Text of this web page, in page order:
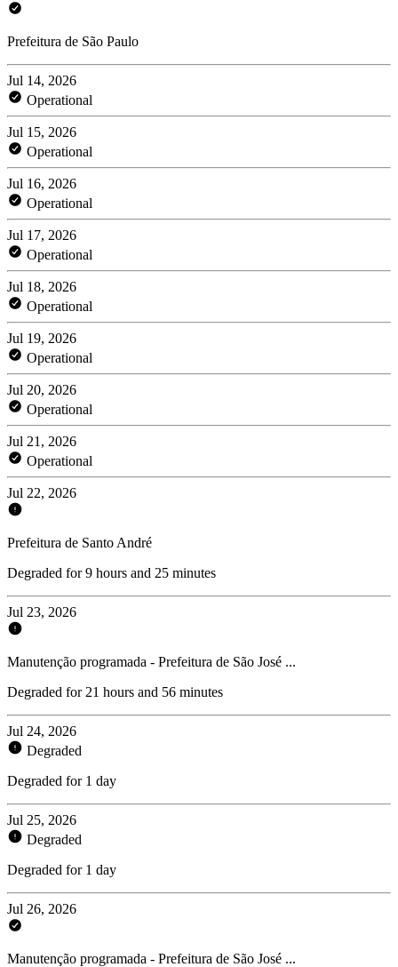
Prefeitura de São Paulo
Jul 14, 2026
Operational
Jul 15, 2026
Operational
Jul 16, 2026
Operational
Jul 17, 2026
Operational
Jul 18, 2026
Operational
Jul 19, 2026
Operational
Jul 20, 2026
Operational
Jul 21, 2026
Operational
Jul 22, 2026
Prefeitura de Santo André
Degraded for 9 hours and 25 minutes
Jul 23, 2026
Manutenção programada - Prefeitura de São José ...
Degraded for 21 hours and 56 minutes
Jul 24, 2026
Degraded
Degraded for 1 day
Jul 25, 2026
Degraded
Degraded for 1 day
Jul 26, 2026
Manutenção programada - Prefeitura de São José ...